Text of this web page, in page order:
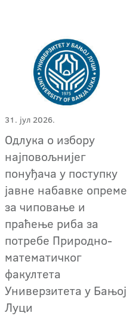
31. јул 2026.
Одлука о избору
најповољнијег
понуђача у поступку
јавне набавке опреме
за чиповање и
праћење риба за
потребе Природно-
математичког
факултета
Универзитета у Бањој
Луци